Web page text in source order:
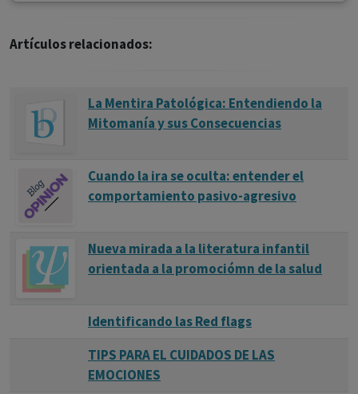
Artículos relacionados:
La Mentira Patológica: Entendiendo la
Mitomanía y sus Consecuencias
Cuando la ira se oculta: entender el
comportamiento pasivo-agresivo
Nueva mirada a la literatura infantil
orientada a la promociómn de la salud
Identificando las Red flags
TIPS PARA EL CUIDADOS DE LAS
EMOCIONES